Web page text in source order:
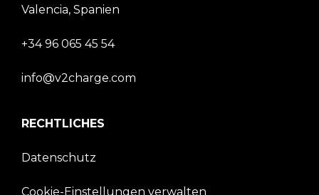
Valencia, Spanien
+34 96 065 45 54
info@v2charge.com
RECHTLICHES
Datenschutz
Cookie-Einstellungen verwalten